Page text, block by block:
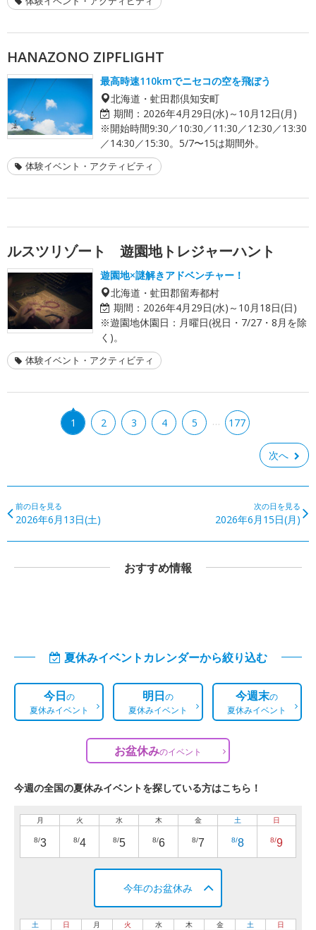
HANAZONO ZIPFLIGHT
最高時速110kmでニセコの空を飛ぼう
北海道・虻田郡倶知安町
期間： 2026年4月29日(水)～10月12日(月)
※開始時間9:30／10:30／11:30／12:30／13:30
／14:30／15:30。5/7〜15は期間外。
体験イベント・アクティビティ
ルスツリゾート 遊園地トレジャーハント
遊園地×謎解きアドベンチャー！
北海道・虻田郡留寿都村
期間： 2026年4月29日(水)～10月18日(日)
※遊園地休園日：月曜日(祝日・7/27・8月を除
く)。
体験イベント・アクティビティ
1 2 3 4 5 … 177
次へ
前の日を見る
2026年6月13日(土)
次の日を見る
2026年6月15日(月)
おすすめ情報
夏休みイベントカレンダーから絞り込む
今日の
夏休みイベント
明日の
夏休みイベント
今週末の
夏休みイベント
お盆休みのイベント
今週の全国の夏休みイベントを探している方はこちら！
月
8/3
火
8/4
水
8/5
木
8/6
金
8/7
土
8/8
日
8/9
今年のお盆休み
土 日 月 火 水 木 金 土 日